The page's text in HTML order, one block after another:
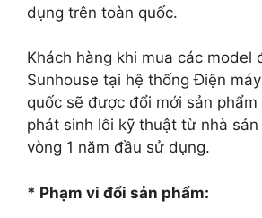
dụng trên toàn quốc.
Khách hàng khi mua các model
Sunhouse tại hệ thống Điện
quốc sẽ được đổi mới sản phẩm
phát sinh lỗi kỹ thuật từ nhà
vòng 1 năm đầu sử dụng.
* Phạm vi đổi sản phẩm: